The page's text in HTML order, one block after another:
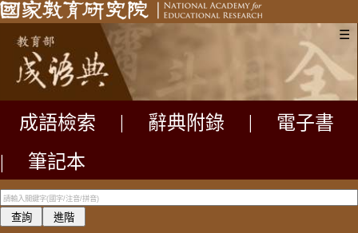
☰
成語檢索 辭典附錄
電子書
|
筆記本